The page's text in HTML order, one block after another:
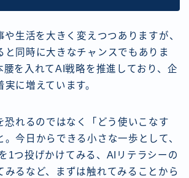
生活を大きく変えつつありますが、
と同時に大きなチャンスでもありま
腰を入れてAI戦略を推進しており、企
に増えています。
恐れるのではなく「どう使いこなす
。今日からできる小さな一歩として、
1つ投げかけてみる、AIリテラシーの
みるなど、まずは触れてみることから